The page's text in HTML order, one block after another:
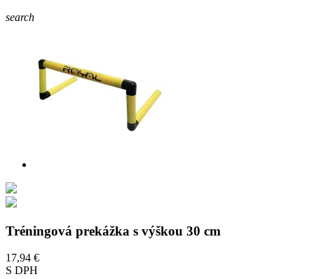
search
Tréningová prekážka s výškou 30 cm
17,94 €
S DPH